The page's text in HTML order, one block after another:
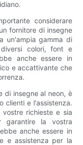
considerare
fornitore di insegne
un'ampia gamma di
diversi colori, font e
anche essere in
e accattivante che
di insegne al neon, è
clienti e l'assistenza.
richieste e sia
garantire la vostra
anche essere in
e assistenza per la